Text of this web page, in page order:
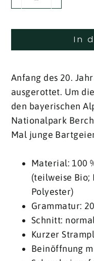
In
Anfang des 20.
ausgerottet. Um
den bayerischen
Nationalpark
Mal junge
Material: 100
(teilweise Bio;
Polyester)
Grammatur:
Schnitt:
Kurzer
Beinöffnung